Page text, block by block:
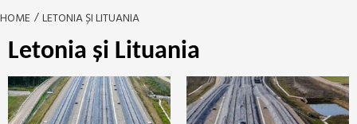
HOME LETONIA ȘI LITUANIA
Letonia și Lituania